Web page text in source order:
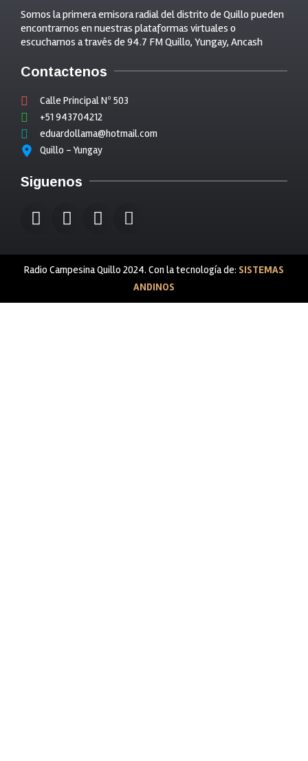
Somos la primera emisora radial del distrito de Quillo pueden
encontrarnos en nuestras plataformas virtuales o
escucharnos a través de 94.7 FM Quillo, Yungay, Ancash
Contactenos
Calle Principal Nº 503
+51 943704212
eduardollama@hotmail.com
Quillo - Yungay
Siguenos
Radio Campesina Quillo 2024. Con la tecnología de: SISTEMAS
ANDINOS